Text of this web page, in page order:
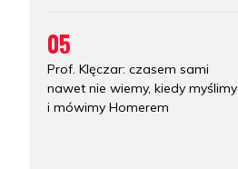
05
Prof. Klęczar: czasem sami
nawet nie wiemy, kiedy myślimy
i mówimy Homerem